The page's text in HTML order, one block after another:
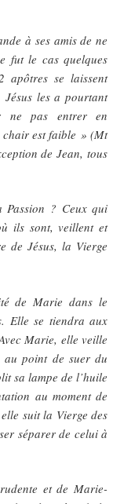
à ses amis de ne
fut le cas quelques
apôtres se laissent
Jésus les a pourtant
ne pas entrer en
chair est faible » (Mt
de Jean, tous
Passion ? Ceux qui
ils sont, veillent et
de Jésus, la Vierge
de Marie dans le
Elle se tiendra aux
Marie, elle veille
au point de suer du
sa lampe de l’huile
au moment de
suit la Vierge des
séparer de celui à
et de Marie-